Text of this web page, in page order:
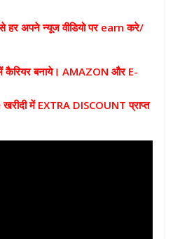
अपने न्यूज वीडियो पर earn करे/
कैरियर बनाये। AMAZON और E-
में EXTRA DISCOUNT प्राप्त